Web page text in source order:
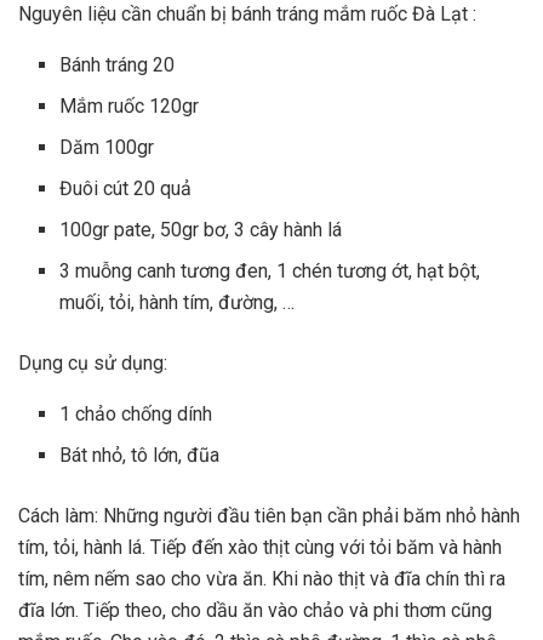
Nguyên liệu cần chuẩn bị bánh tráng mắm ruốc Đà Lạt :
Bánh tráng 20
Mắm ruốc 120gr
Dăm 100gr
Đuôi cút 20 quả
100gr pate, 50gr bơ, 3 cây hành lá
3 muỗng canh tương đen, 1 chén tương ớt, hạt bột,
muối, tỏi, hành tím, đường, …
Dụng cụ sử dụng:
1 chảo chống dính
Bát nhỏ, tô lớn, đũa
Cách làm: Những người đầu tiên bạn cần phải băm nhỏ hành
tím, tỏi, hành lá. Tiếp đến xào thịt cùng với tỏi băm và hành
tím, nêm nếm sao cho vừa ăn. Khi nào thịt và đĩa chín thì ra
đĩa lớn. Tiếp theo, cho dầu ăn vào chảo và phi thơm cũng